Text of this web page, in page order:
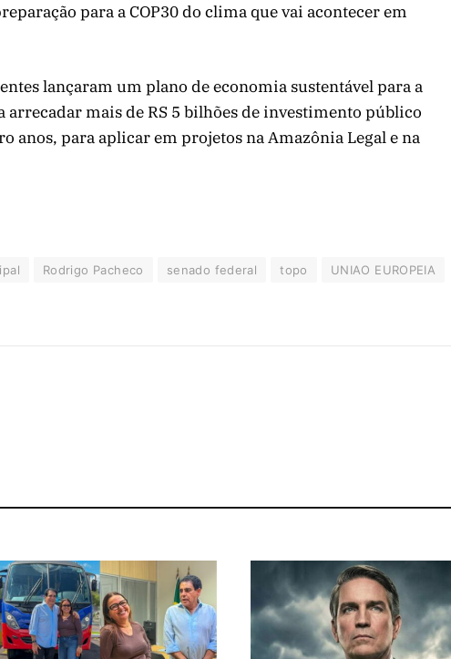
para a COP30 do clima que vai acontecer em
lançaram um plano de economia sustentável para a
arrecadar mais de RS 5 bilhões de investimento público
anos, para aplicar em projetos na Amazônia Legal e na
Rodrigo Pacheco senado federal topo
UNIAO EUROPEIA